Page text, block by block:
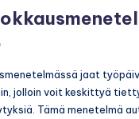
jaat
jolloin voit keskittyä
Tämä menetelmä